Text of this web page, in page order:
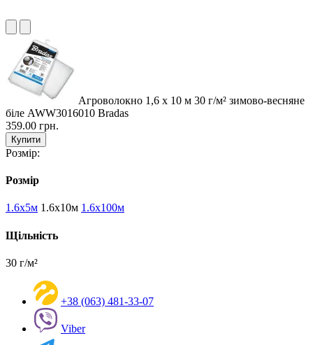
Агроволокно 1,6 х 10 м 30 г/м² зимово-весняне
біле AWW3016010 Bradas
359.00 грн.
Купити
Розмір:
Розмір
1.6х5м 1.6х10м 1.6х100м
Щільність
30 г/м²
+38 (063) 481-33-07
Viber